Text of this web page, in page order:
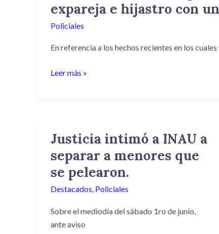
expareja e hijastro con
Policiales
En referencia a los hechos recientes en los
Leer más »
Justicia intimó a INAU a
separar a menores que
se pelearon.
Destacados, Policiales
Sobre el mediodía del sábado 1ro de junio,
ante aviso
Justicia
a
INAU
a
a
menores